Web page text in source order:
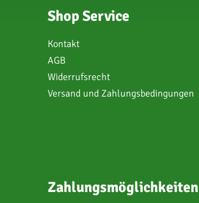
Shop Service
Kontakt
AGB
Widerrufsrecht
Versand und Zahlungsbedingungen
Zahlungsmöglichkeiten